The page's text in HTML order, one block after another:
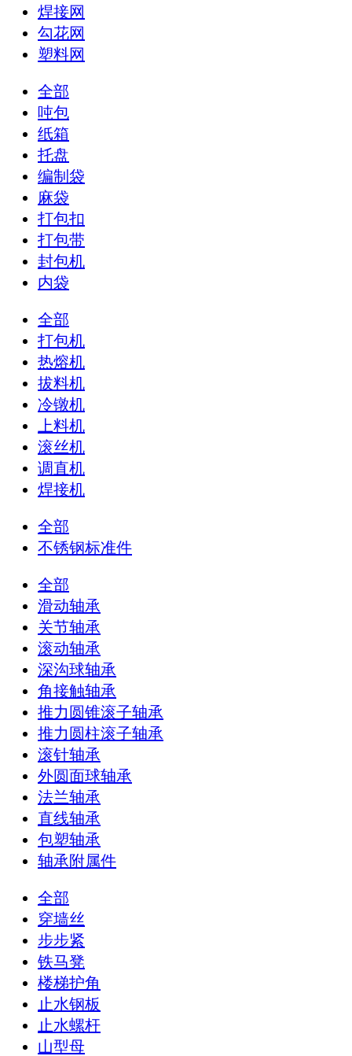
焊接网
勾花网
塑料网
全部
吨包
纸箱
托盘
编制袋
麻袋
打包扣
打包带
封包机
内袋
全部
打包机
热熔机
拔料机
冷镦机
上料机
滚丝机
调直机
焊接机
全部
不锈钢标准件
全部
滑动轴承
关节轴承
滚动轴承
深沟球轴承
角接触轴承
推力圆锥滚子轴承
推力圆柱滚子轴承
滚针轴承
外圆面球轴承
法兰轴承
直线轴承
包塑轴承
轴承附属件
全部
穿墙丝
步步紧
铁马凳
楼梯护角
止水钢板
止水螺杆
山型母